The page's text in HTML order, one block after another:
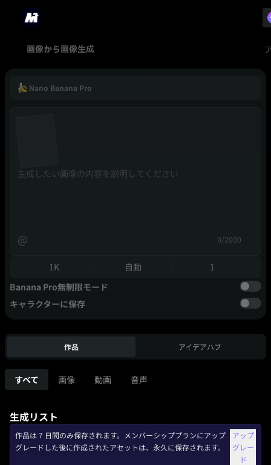
画像から画像生成
Nano Banana Pro
@ 0/2000
1K 自動
1
Banana Pro無制限モード
キャラクターに保存
作品 アイデアハブ
すべて 画像 動画 音声
生成リスト
作品は 7 日間のみ保存されます。メンバーシッププランにアップ
グレードした後に作成されたアセットは、永久に保存されます。
アップ
グレー
ド